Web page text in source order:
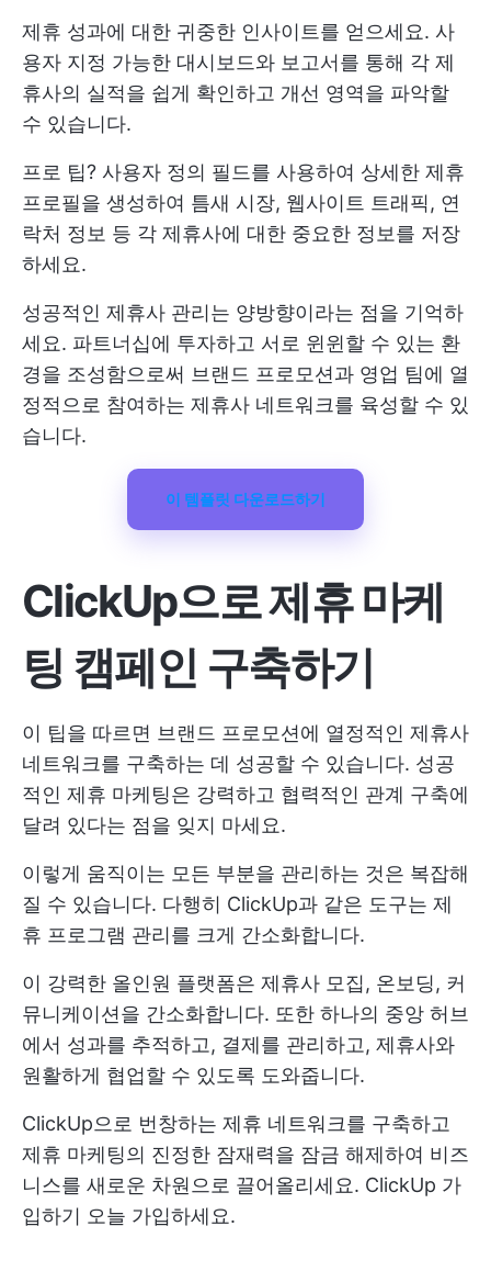
제휴 성과에 대한 귀중한 인사이트를 얻으세요. 사
용자 지정 가능한 대시보드와 보고서를 통해 각 제
휴사의 실적을 쉽게 확인하고 개선 영역을 파악할
수 있습니다.
프로 팁? 사용자 정의 필드를 사용하여 상세한 제휴
프로필을 생성하여 틈새 시장, 웹사이트 트래픽, 연
락처 정보 등 각 제휴사에 대한 중요한 정보를 저장
하세요.
성공적인 제휴사 관리는 양방향이라는 점을 기억하
세요. 파트너십에 투자하고 서로 윈윈할 수 있는 환
경을 조성함으로써 브랜드 프로모션과 영업 팀에 열
정적으로 참여하는 제휴사 네트워크를 육성할 수 있
습니다.
이 템플릿 다운로드하기
ClickUp으로 제휴 마케
팅 캠페인 구축하기
이 팁을 따르면 브랜드 프로모션에 열정적인 제휴사
네트워크를 구축하는 데 성공할 수 있습니다. 성공
적인 제휴 마케팅은 강력하고 협력적인 관계 구축에
달려 있다는 점을 잊지 마세요.
이렇게 움직이는 모든 부분을 관리하는 것은 복잡해
질 수 있습니다. 다행히 ClickUp과 같은 도구는 제
휴 프로그램 관리를 크게 간소화합니다.
이 강력한 올인원 플랫폼은 제휴사 모집, 온보딩, 커
뮤니케이션을 간소화합니다. 또한 하나의 중앙 허브
에서 성과를 추적하고, 결제를 관리하고, 제휴사와
원활하게 협업할 수 있도록 도와줍니다.
ClickUp으로 번창하는 제휴 네트워크를 구축하고
제휴 마케팅의 진정한 잠재력을 잠금 해제하여 비즈
니스를 새로운 차원으로 끌어올리세요. ClickUp 가
입하기 오늘 가입하세요.